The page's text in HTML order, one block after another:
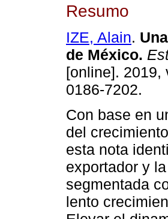
Resumo
IZE, Alain.
de México.
[online]. 2019,
0186-7202.
Con base en
del
esta nota
exportador y
segmentada
lento